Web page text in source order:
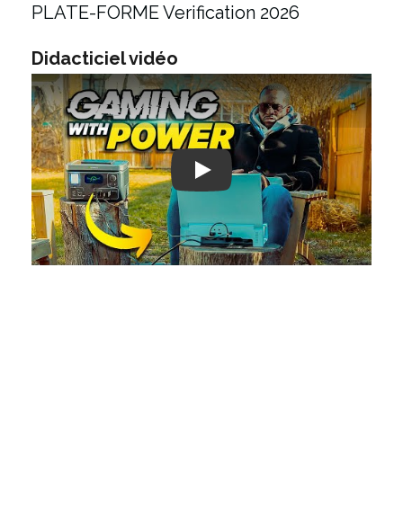
PLATE-FORME Verification 2026
Didacticiel vidéo
Play: Keynote (Google I/O '18)